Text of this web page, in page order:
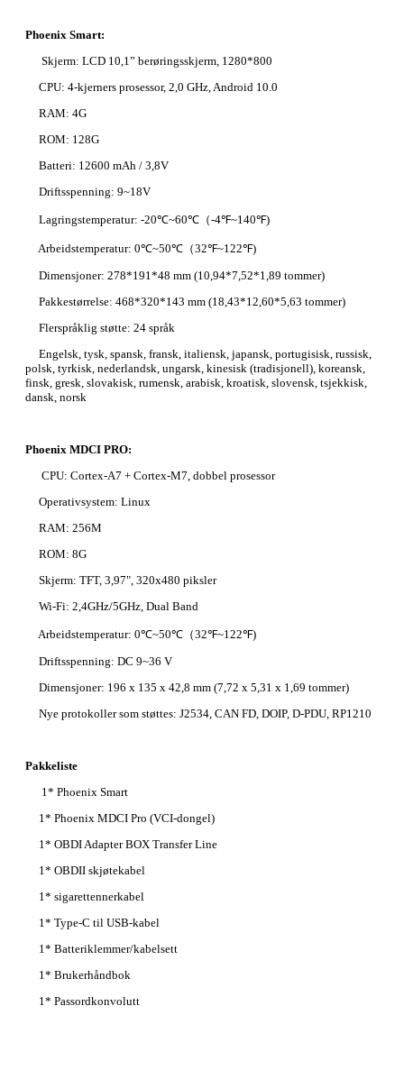
Phoenix Smart:
Skjerm: LCD 10,1” berøringsskjerm, 1280*800
CPU: 4-kjerners prosessor, 2,0 GHz, Android 10.0
RAM: 4G
ROM: 128G
Batteri: 12600 mAh / 3,8V
Driftsspenning: 9~18V
Lagringstemperatur: -20℃~60℃（-4℉~140℉)
Arbeidstemperatur: 0℃~50℃（32℉~122℉)
Dimensjoner: 278*191*48 mm (10,94*7,52*1,89 tommer)
Pakkestørrelse: 468*320*143 mm (18,43*12,60*5,63 tommer)
Flerspråklig støtte: 24 språk
Engelsk, tysk, spansk, fransk, italiensk, japansk, portugisisk, russisk,
polsk, tyrkisk, nederlandsk, ungarsk, kinesisk (tradisjonell), koreansk,
finsk, gresk, slovakisk, rumensk, arabisk, kroatisk, slovensk, tsjekkisk,
dansk, norsk
Phoenix MDCI PRO:
CPU: Cortex-A7 + Cortex-M7, dobbel prosessor
Operativsystem: Linux
RAM: 256M
ROM: 8G
Skjerm: TFT, 3,97", 320x480 piksler
Wi-Fi: 2,4GHz/5GHz, Dual Band
Arbeidstemperatur: 0℃~50℃（32℉~122℉)
Driftsspenning: DC 9~36 V
Dimensjoner: 196 x 135 x 42,8 mm (7,72 x 5,31 x 1,69 tommer)
Nye protokoller som støttes: J2534, CAN FD, DOIP, D-PDU, RP1210
Pakkeliste
1* Phoenix Smart
1* Phoenix MDCI Pro (VCI-dongel)
1* OBDI Adapter BOX Transfer Line
1* OBDII skjøtekabel
1* sigarettennerkabel
1* Type-C til USB-kabel
1* Batteriklemmer/kabelsett
1* Brukerhåndbok
1* Passordkonvolutt